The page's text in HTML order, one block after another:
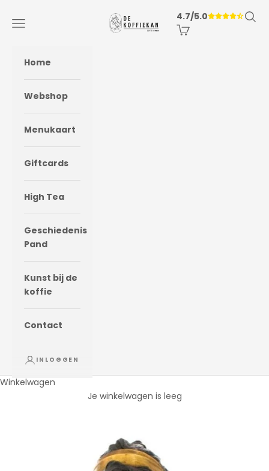
De Koffiekan
Menu
4.7/5.0
Winkelwagen
Home
Webshop
Menukaart
Giftcards
High Tea
Geschiedenis
Pand
Kunst bij de
koffie
Contact
INLOGGEN
Winkelwagen
Je winkelwagen is leeg